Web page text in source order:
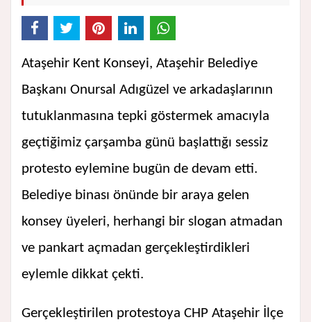
Ataşehir Kent Konseyi, Ataşehir Belediye
Başkanı Onursal Adıgüzel ve arkadaşlarının
tutuklanmasına tepki göstermek amacıyla
geçtiğimiz çarşamba günü başlattığı sessiz
protesto eylemine bugün de devam etti.
Belediye binası önünde bir araya gelen
konsey üyeleri, herhangi bir slogan atmadan
ve pankart açmadan gerçekleştirdikleri
eylemle dikkat çekti.
Gerçekleştirilen protestoya CHP Ataşehir İlçe